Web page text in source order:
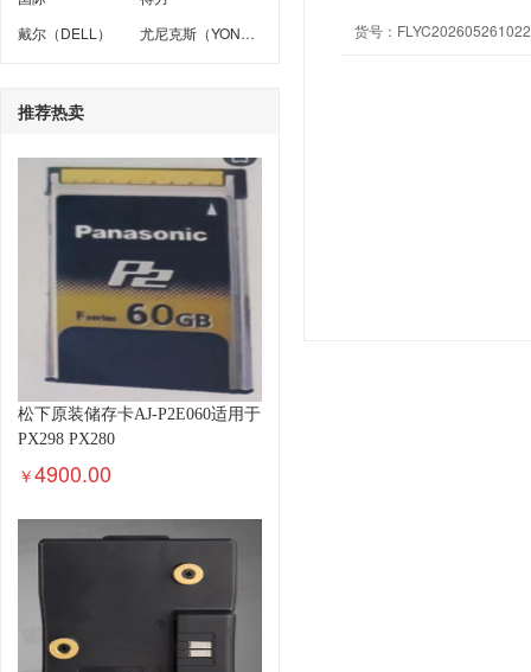
戴尔（DELL）
尤尼克斯（YONEX）
推荐热卖
松下原装储存卡AJ-P2E060适用于
PX298 PX280
￥4900.00
货号：